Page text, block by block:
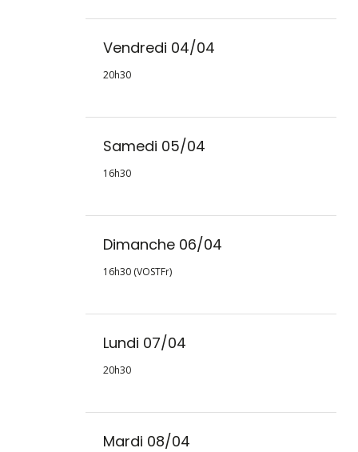
Vendredi 04/04
20h30
Samedi 05/04
16h30
Dimanche 06/04
16h30 (VOSTFr)
Lundi 07/04
20h30
Mardi 08/04